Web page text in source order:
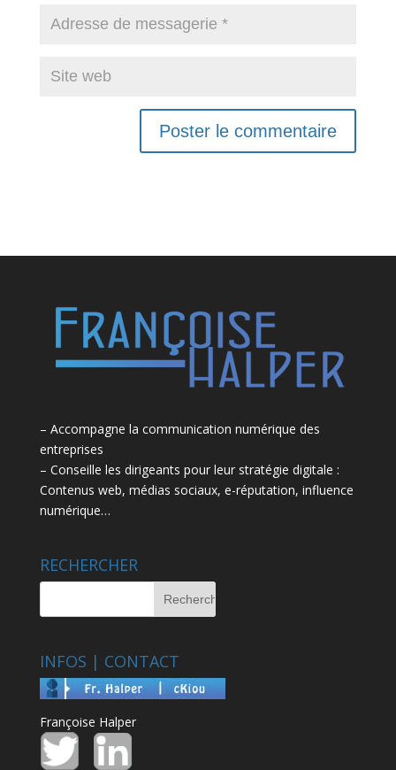
– Accompagne la communication numérique des
entreprises
– Conseille les dirigeants pour leur stratégie digitale :
Contenus web, médias sociaux, e-réputation, influence
numérique…
RECHERCHER
INFOS | CONTACT
Françoise Halper